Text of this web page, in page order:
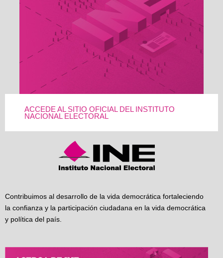
ACCEDE AL SITIO OFICIAL DEL INSTITUTO
NACIONAL ELECTORAL
Contribuimos al desarrollo de la vida democrática fortaleciendo
la confianza y la participación ciudadana en la vida democrática
y política del país.